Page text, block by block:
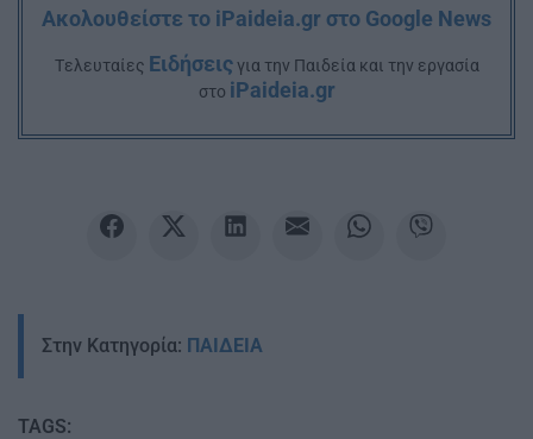
Ακολουθείστε το iPaideia.gr στο Google News
Tελευταίες Ειδήσειςγια την Παιδεία και την εργασία
στο iPaideia.gr
Στην Κατηγορία: ΠΑΙΔΕΙΑ
TAGS: